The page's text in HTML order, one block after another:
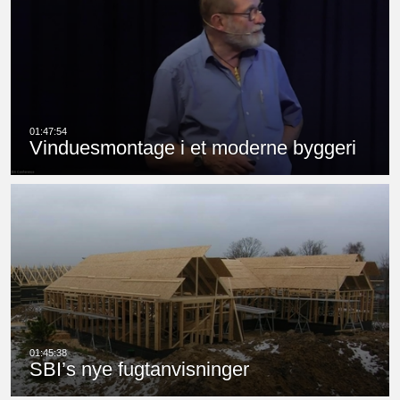
Vinduesmontage i et moderne byggeri
SBI’s nye fugtanvisninger